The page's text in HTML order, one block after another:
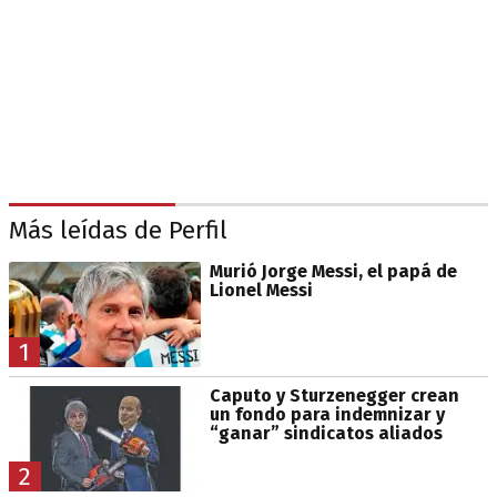
Más leídas de Perfil
1
Murió Jorge Messi, el papá de
Lionel Messi
2
Caputo y Sturzenegger crean
un fondo para indemnizar y
“ganar” sindicatos aliados